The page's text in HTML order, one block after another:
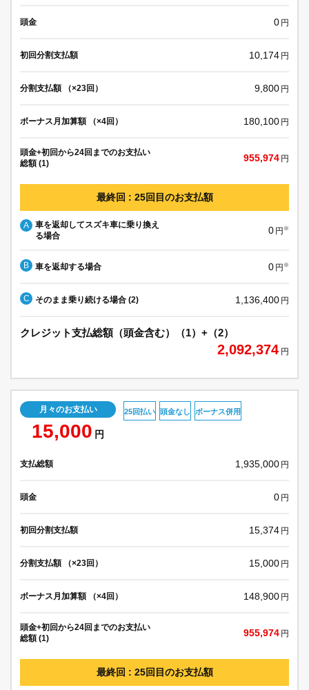
頭金 0 円
初回分割支払額 10,174 円
分割支払額 （×23回） 9,800 円
ボーナス月加算額 （×4回） 180,100 円
頭金+初回から24回までのお支払い
総額 (1)
955,974 円
最終回 : 25回目のお支払額
A
車を返却してスズキ車に乗り換え
る場合
0 円 ※
B 車を返却する場合 0 円 ※
C そのまま乗り続ける場合 (2) 1,136,400 円
クレジット支払総額（頭金含む）（1）+（2）
2,092,374 円
月々のお支払い
15,000 円
25回払い 頭金なし ボーナス併用
支払総額 1,935,000 円
頭金 0 円
初回分割支払額 15,374 円
分割支払額 （×23回） 15,000 円
ボーナス月加算額 （×4回） 148,900 円
頭金+初回から24回までのお支払い
総額 (1)
955,974 円
最終回 : 25回目のお支払額